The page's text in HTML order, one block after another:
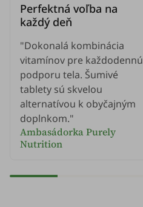
Perfektná voľba na
každý deň
"Dokonalá kombinácia
vitamínov pre každodennú
podporu tela. Šumivé
tablety sú skvelou
alternatívou k obyčajným
doplnkom."
Ambasádorka Purely
Nutrition